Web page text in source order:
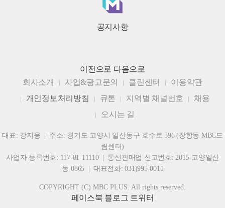
공지사항
이전으로 다음으로
회사소개
사업&광고문의 클린센터
이용약관
개인정보처리방침
큐톤 지역별 채널번호
채용
오시는 길
대표: 강지웅 | 주소: 경기도 고양시 일산동구 호수로 596 (장항동 MBC드
림센터)
사업자 등록번호: 117-81-11110 | 통신판매업 신고번호: 2015-고양일산
동-0865 | 대표전화: 031)995-0011
COPYRIGHT (C) MBC PLUS. All rights reserved.
페이스북 블로그 트위터